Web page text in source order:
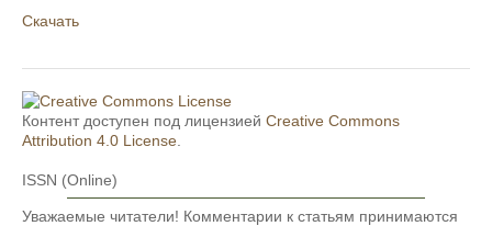
Скачать
Контент доступен под лицензией Creative Commons
Attribution 4.0 License
ISSN (Online)
Уважаемые читатели! Комментарии к статьям принимаются